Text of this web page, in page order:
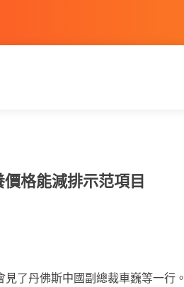
格能減排示范項目
了丹佛斯中國副總裁車巍等一行。